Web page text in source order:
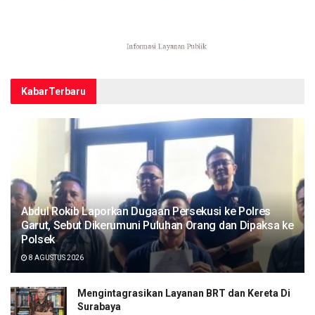
KabarTerbaru
Abdul Rokib Laporkan Dugaan Persekusi ke Polres
Garut, Sebut Dikerumuni Puluhan Orang dan Dipaksa ke
Polsek
8 AGUSTUS 2026
Mengintagrasikan Layanan BRT dan Kereta Di
Surabaya